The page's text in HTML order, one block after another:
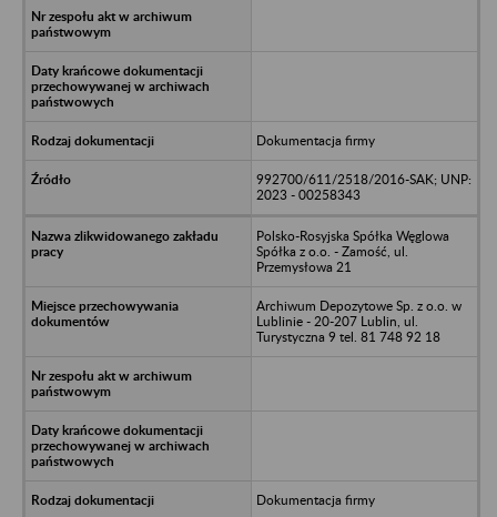
Dokumentacja firmy
992700/611/2518/2016-SAK; UNP:
2023 - 00258343
Polsko-Rosyjska Spółka Węglowa
Spółka z o.o. - Zamość, ul.
Przemysłowa 21
Archiwum Depozytowe Sp. z o.o. w
Lublinie - 20-207 Lublin, ul.
Turystyczna 9 tel. 81 748 92 18
Dokumentacja firmy